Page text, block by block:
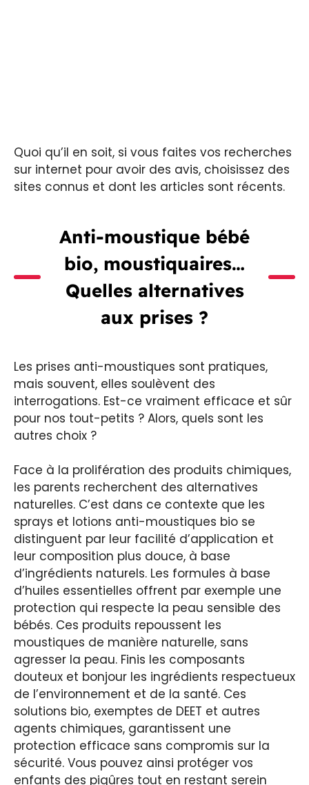
Quoi qu’il en soit, si vous faites vos recherches
sur internet pour avoir des avis, choisissez des
sites connus et dont les articles sont récents.
Anti-moustique bébé
bio, moustiquaires…
Quelles alternatives
aux prises ?
Les prises anti-moustiques sont pratiques,
mais souvent, elles soulèvent des
interrogations. Est-ce vraiment efficace et sûr
pour nos tout-petits ? Alors, quels sont les
autres choix ?
Face à la prolifération des produits chimiques,
les parents recherchent des alternatives
naturelles. C’est dans ce contexte que les
sprays et lotions anti-moustiques bio se
distinguent par leur facilité d’application et
leur composition plus douce, à base
d’ingrédients naturels. Les formules à base
d’huiles essentielles offrent par exemple une
protection qui respecte la peau sensible des
bébés. Ces produits repoussent les
moustiques de manière naturelle, sans
agresser la peau. Finis les composants
douteux et bonjour les ingrédients respectueux
de l’environnement et de la santé. Ces
solutions bio, exemptes de DEET et autres
agents chimiques, garantissent une
protection efficace sans compromis sur la
sécurité. Vous pouvez ainsi protéger vos
enfants des piqûres tout en restant serein